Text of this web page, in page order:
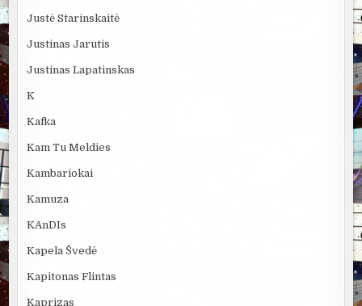
Justė Starinskaitė
Justinas Jarutis
Justinas Lapatinskas
K
Kafka
Kam Tu Meldies
Kambariokai
Kamuza
KAnDIs
Kapela Švedė
Kapitonas Flintas
Kaprizas